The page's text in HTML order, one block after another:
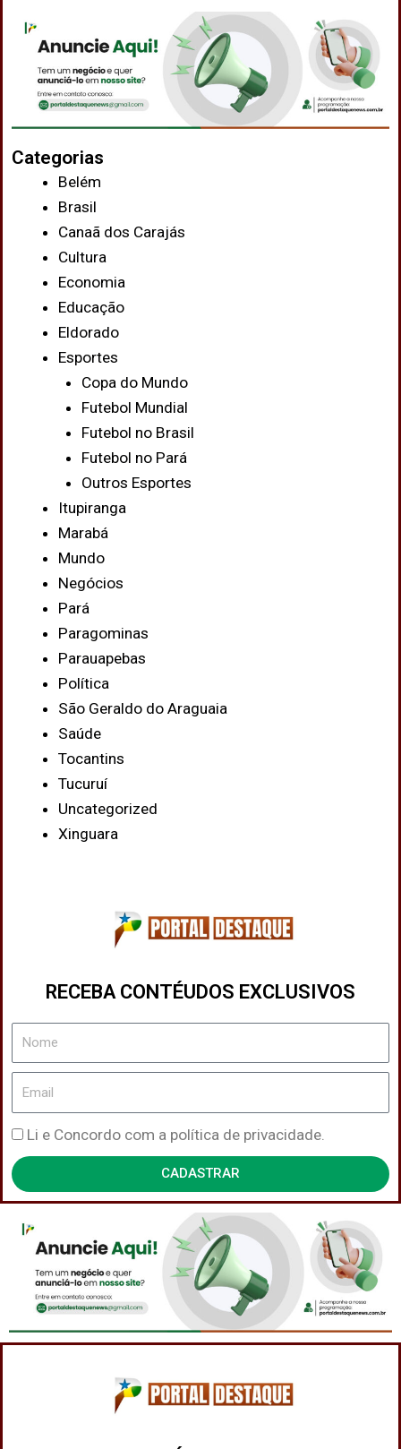
Categorias
Belém
Brasil
Canaã dos Carajás
Cultura
Economia
Educação
Eldorado
Esportes
Copa do Mundo
Futebol Mundial
Futebol no Brasil
Futebol no Pará
Outros Esportes
Itupiranga
Marabá
Mundo
Negócios
Pará
Paragominas
Parauapebas
Política
São Geraldo do Araguaia
Saúde
Tocantins
Tucuruí
Uncategorized
Xinguara
RECEBA CONTÉUDOS EXCLUSIVOS
Nome
Email
Política
de
Privacidade
Li e Concordo com a política de privacidade.
CADASTRAR